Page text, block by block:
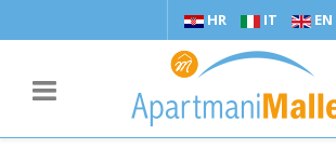
HR IT EN